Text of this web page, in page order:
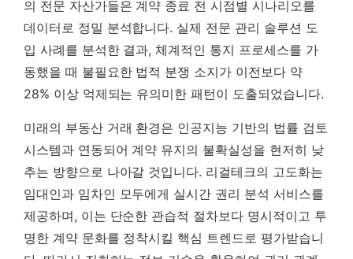
의 전문 자산가들은 계약 종료 전 시점별 시나리오를
데이터로 정밀 분석합니다. 실제 전문 관리 솔루션 도
입 사례를 분석한 결과, 체계적인 통지 프로세스를 가
동했을 때 불필요한 법적 분쟁 소지가 이전보다 약
28% 이상 억제되는 유의미한 패턴이 도출되었습니다.
미래의 부동산 거래 환경은 인공지능 기반의 법률 검토
시스템과 연동되어 계약 유지의 불확실성을 현저히 낮
추는 방향으로 나아갈 것입니다. 리걸테크의 고도화는
임대인과 임차인 모두에게 실시간 권리 분석 서비스를
제공하며, 이는 단순한 관습적 절차보다 명시적이고 투
명한 계약 문화를 정착시킬 핵심 트렌드로 평가받습니